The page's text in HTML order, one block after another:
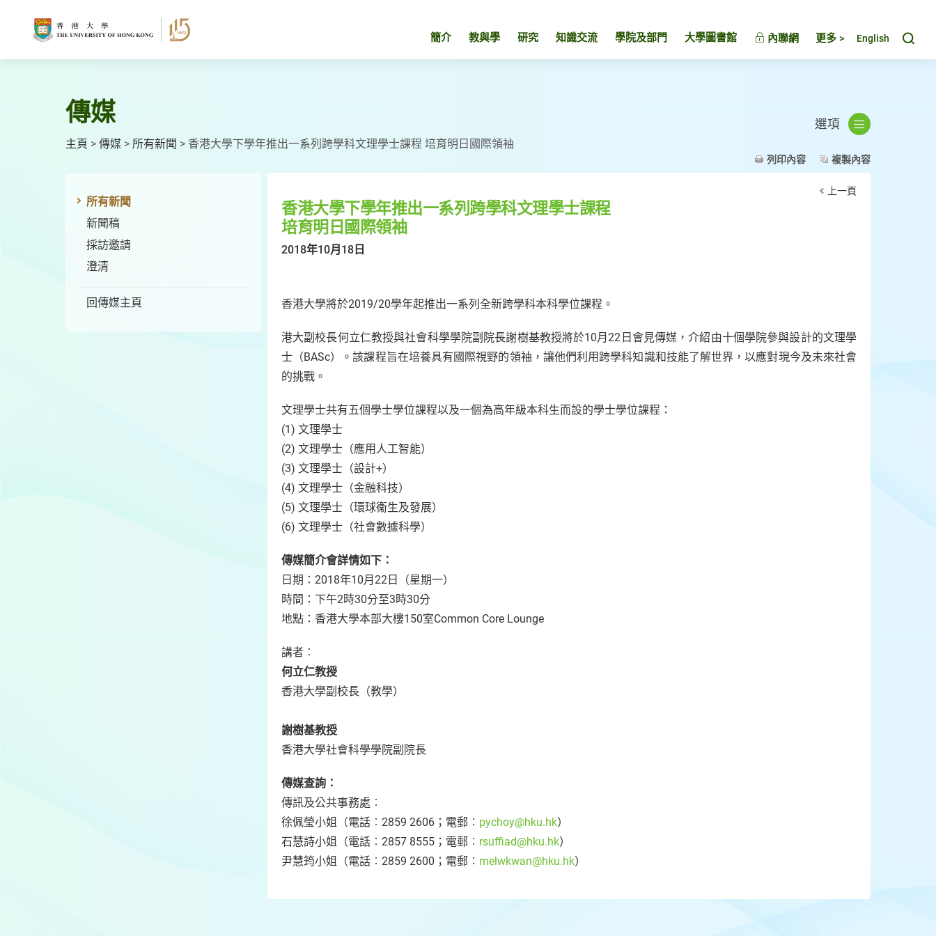
簡介 教與學 研究 知識交流 學院及部門 大學圖書館 內聯網 更多 > English
傳媒
主頁 > 傳媒 > 所有新聞 > 香港大學下學年推出一系列跨學科文理學士課程 培育明日國際領袖
選項
列印內容 複製內容
所有新聞
新聞稿
採訪邀請
澄清
回傳媒主頁
上一頁
香港大學下學年推出一系列跨學科文理學士課程
培育明日國際領袖
2018年10月18日
香港大學將於2019/20學年起推出一系列全新跨學科本科學位課程。
港大副校長何立仁教授與社會科學學院副院長謝樹基教授將於10月22日會見傳媒，介紹由十個學院參與設計的文理學
士（BASc）。該課程旨在培養具有國際視野的領袖，讓他們利用跨學科知識和技能了解世界，以應對現今及未來社會
的挑戰。
文理學士共有五個學士學位課程以及一個為高年級本科生而設的學士學位課程：
(1) 文理學士
(2) 文理學士（應用人工智能）
(3) 文理學士（設計+）
(4) 文理學士（金融科技）
(5) 文理學士（環球衞生及發展）
(6) 文理學士（社會數據科學）
傳媒簡介會詳情如下：
日期：2018年10月22日（星期一）
時間：下午2時30分至3時30分
地點：香港大學本部大樓150室Common Core Lounge
講者︰
何立仁教授
香港大學副校長（教學）
謝樹基教授
香港大學社會科學學院副院長
傳媒查詢：
傳訊及公共事務處︰
徐佩瑩小姐（電話︰2859 2606；電郵︰ pychoy@hku.hk）
石慧詩小姐（電話︰2857 8555；電郵︰ rsuffiad@hku.hk）
尹慧筠小姐（電話︰2859 2600；電郵︰ melwkwan@hku.hk）